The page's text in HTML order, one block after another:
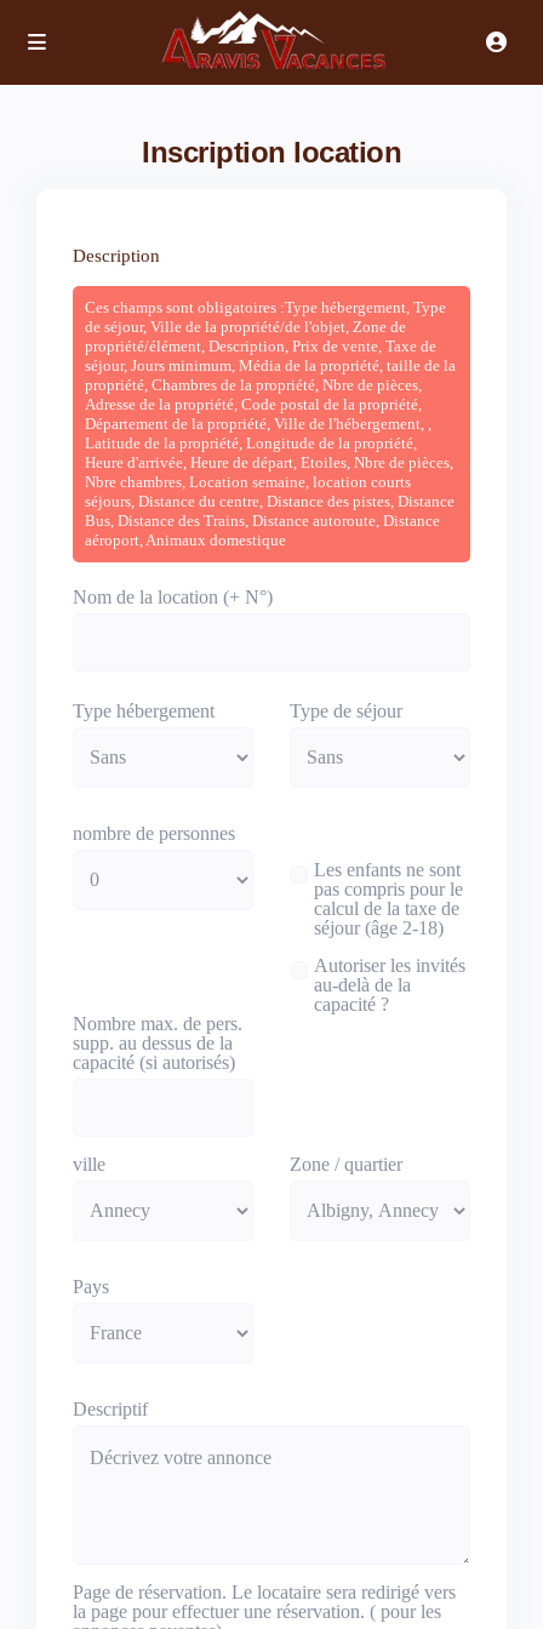
Inscription location
Description
Ces champs sont obligatoires :Type hébergement, Type
de séjour, Ville de la propriété/de l'objet, Zone de
propriété/élément, Description, Prix ​​de vente, Taxe de
séjour, Jours minimum, Média de la propriété, taille de la
propriété, Chambres de la propriété, Nbre de pièces,
Adresse de la propriété, Code postal de la propriété,
Département de la propriété, Ville de l'hébergement, ,
Latitude de la propriété, Longitude de la propriété,
Heure d'arrivée, Heure de départ, Etoiles, Nbre de pièces,
Nbre chambres, Location semaine, location courts
séjours, Distance du centre, Distance des pistes, Distance
Bus, Distance des Trains, Distance autoroute, Distance
aéroport, Animaux domestique
Nom de la location (+ N°)
Type hébergement Type de séjour
nombre de personnes
Les enfants ne sont
pas compris pour le
calcul de la taxe de
séjour (âge 2-18)
Autoriser les invités
au-delà de la
capacité ?
Nombre max. de pers.
supp. au dessus de la
capacité (si autorisés)
ville Zone / quartier
Pays
Descriptif
Page de réservation. Le locataire sera redirigé vers
la page pour effectuer une réservation. ( pour les